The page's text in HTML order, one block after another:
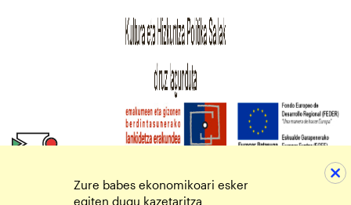
Zure babes ekonomikoari esker
egiten dugu kazetaritza